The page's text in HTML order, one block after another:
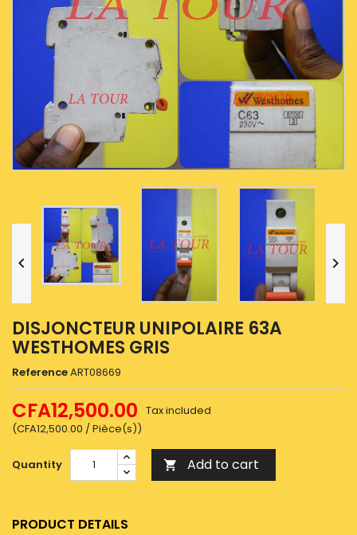
 
DISJONCTEUR UNIPOLAIRE 63A
WESTHOMES GRIS
ReferenceART08669
CFA12,500.00
(CFA12,500.00 / Pièce(s))
Tax included
Quantity  Add to cart
PRODUCT DETAILS